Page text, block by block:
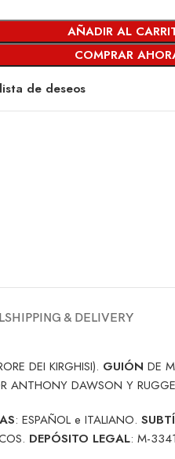
AÑADIR AL
COMPRAR
de deseos
SHIPPING & DELIVERY
DEI KIRGHISI). GUIÓN DE
ANTHONY DAWSON Y
: ESPAÑOL e ITALIANO.
DEPÓSITO LEGAL: M-